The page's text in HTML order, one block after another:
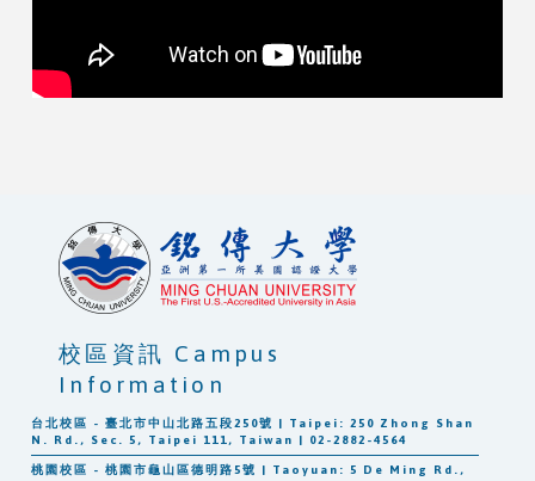
台北校區 - 臺北市中山北路五段250號 | Taipei: 250 Zhong Shan
N. Rd., Sec. 5, Taipei 111, Taiwan | 02-2882-4564
桃園校區 - 桃園市龜山區德明路5號 | Taoyuan: 5 De Ming Rd.,
校區資訊 Campus
Information